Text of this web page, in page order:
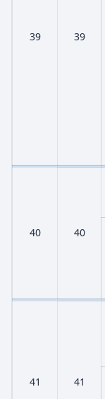
39 39
40 40
41 41